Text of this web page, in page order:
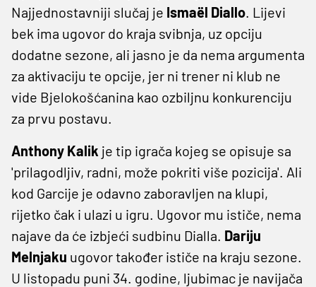
Najjednostavniji slučaj je Ismaël Diallo. Lijevi
bek ima ugovor do kraja svibnja, uz opciju
dodatne sezone, ali jasno je da nema argumenta
za aktivaciju te opcije, jer ni trener ni klub ne
vide Bjelokošćanina kao ozbiljnu konkurenciju
za prvu postavu.
Anthony Kalik je tip igrača kojeg se opisuje sa
'prilagodljiv, radni, može pokriti više pozicija'. Ali
kod Garcije je odavno zaboravljen na klupi,
rijetko čak i ulazi u igru. Ugovor mu ističe, nema
najave da će izbjeći sudbinu Dialla. Dariju
Melnjaku ugovor također ističe na kraju sezone.
U listopadu puni 34. godine, ljubimac je navijača